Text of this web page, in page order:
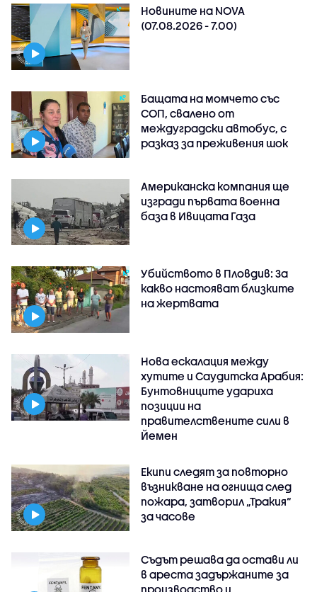
Новините на NOVA
(07.08.2026 - 7.00)
Бащата на момчето със
СОП, свалено от
междуградски автобус, с
разказ за преживения шок
Американска компания ще
изгради първата военна
база в Ивицата Газа
Убийството в Пловдив: За
какво настояват близките
на жертвата
Нова ескалация между
хутите и Саудитска Арабия:
Бунтовниците удариха
позиции на
правителствените сили в
Йемен
Екипи следят за повторно
възникване на огнища след
пожара, затворил „Тракия“
за часове
Съдът решава да остави ли
в ареста задържаните за
производство и